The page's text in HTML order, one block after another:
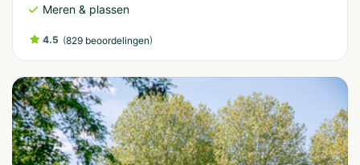
Meren & plassen
4.5 (829 beoordelingen)